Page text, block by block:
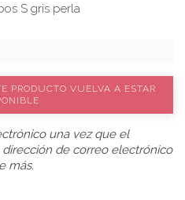
S gris perla
PRODUCTO VUELVA A ESTAR
una vez que el
de correo electrónico
más.